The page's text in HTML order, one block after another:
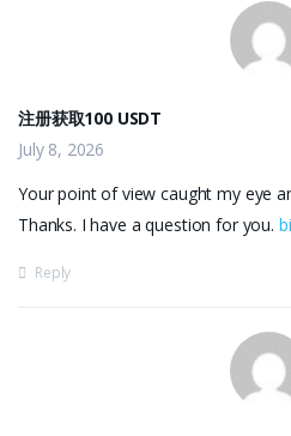
注册获取100 USDT
July 8, 2026
Your point of view caught my eye
Thanks. I have a question for you.
Reply